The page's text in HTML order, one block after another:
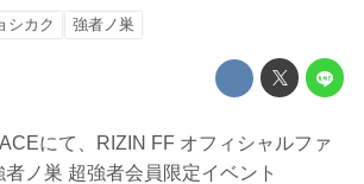
シカク 強者ノ巣
にて、RIZIN FF オフィシャルファ
ノ巣 超強者会員限定イベント